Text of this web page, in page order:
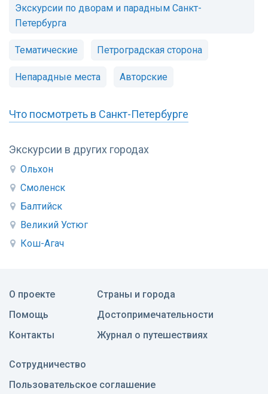
Экскурсии в других городах
Ольхон
Смоленск
Балтийск
Великий Устюг
Кош-Агач
Экскурсии по дворам и парадным Санкт-
Петербурга
Тематические Петроградская сторона
Непарадные места Авторские
Что посмотреть в Санкт-Петербурге
О проекте
Помощь
Контакты
Страны и города
Достопримечательности
Журнал о путешествиях
Сотрудничество
Пользовательское соглашение